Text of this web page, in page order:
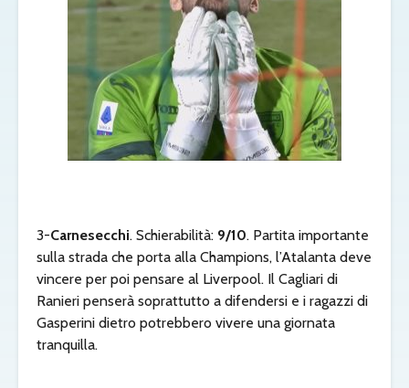
3-Carnesecchi. Schierabilità: 9/10. Partita importante
sulla strada che porta alla Champions, l’Atalanta deve
vincere per poi pensare al Liverpool. Il Cagliari di
Ranieri penserà soprattutto a difendersi e i ragazzi di
Gasperini dietro potrebbero vivere una giornata
tranquilla.